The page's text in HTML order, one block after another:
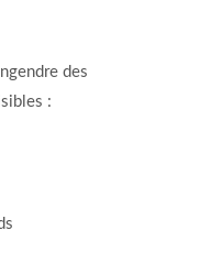
des
: